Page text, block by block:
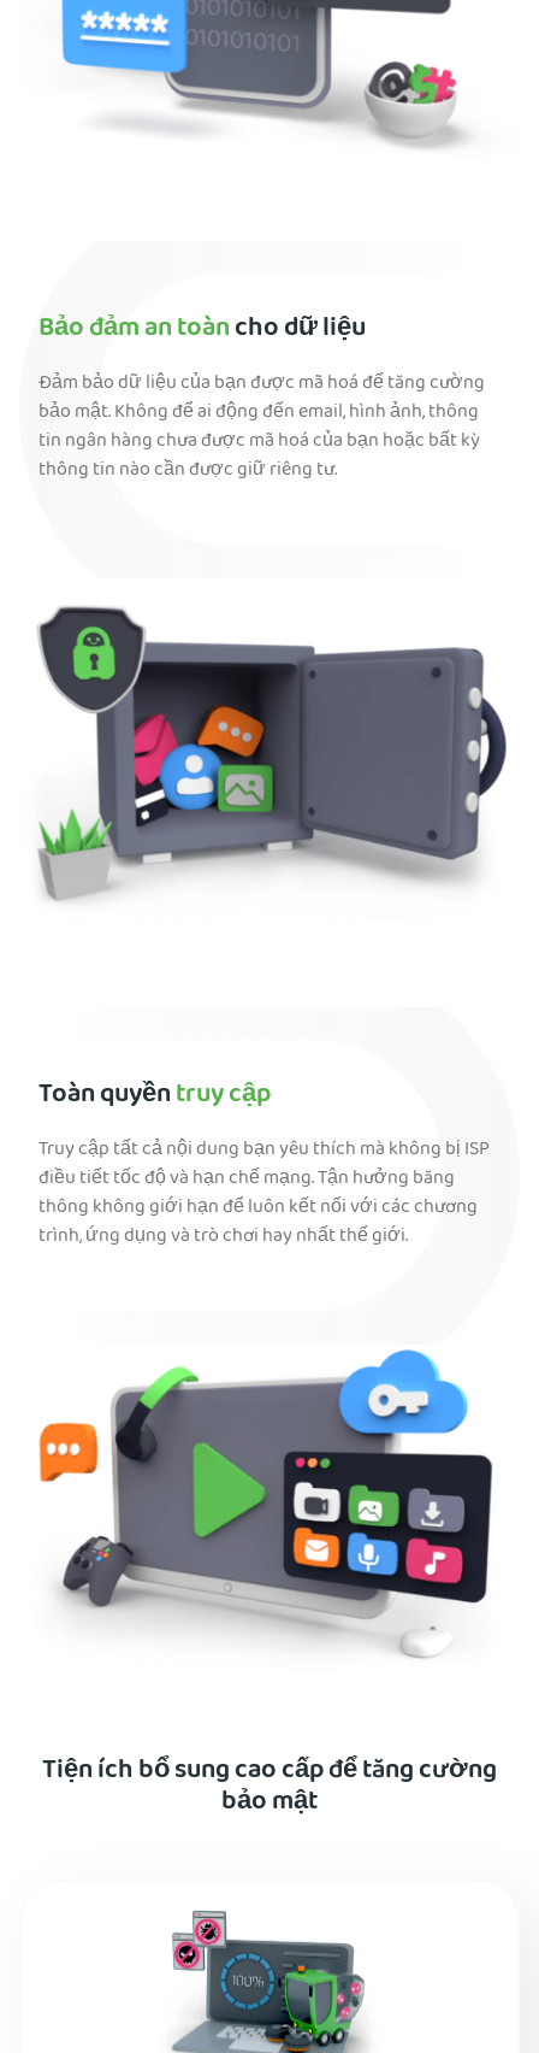
Bảo đảm an toàncho dữ liệu
Đảm bảo dữ liệu của bạn được mã hoá để tăng cường
bảo mật. Không để ai động đến email, hình ảnh, thông
tin ngân hàng chưa được mã hoá của bạn hoặc bất kỳ
thông tin nào cần được giữ riêng tư.
Toàn quyềntruy cập
Truy cập tất cả nội dung bạn yêu thích mà không bị ISP
điều tiết tốc độ và hạn chế mạng. Tận hưởng băng
thông không giới hạn để luôn kết nối với các chương
trình, ứng dụng và trò chơi hay nhất thế giới.
Tiện ích bổ sung cao cấp để tăng cường
bảo mật